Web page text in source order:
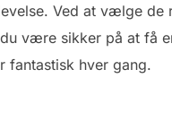
Ved at vælge de
være sikker på at få
fantastisk hver gang.